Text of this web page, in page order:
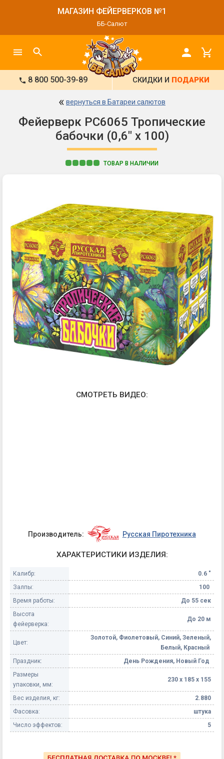
МАГАЗИН ФЕЙЕРВЕРКОВ №1
ББ-Салют
8 800 500-39-89 СКИДКИ И ПОДАРКИ
« вернуться в Батареи салютов
Фейерверк РС6065 Тропические
бабочки (0,6" х 100)
ТОВАР В НАЛИЧИИ
СМОТРЕТЬ ВИДЕО:
Производитель: Русская Пиротехника
ХАРАКТЕРИСТИКИ ИЗДЕЛИЯ:
Калибр:
0.6 "
Залпы:
100
Время работы:
До 55 сек
Высота
фейерверка:
До 20 м
Цвет:
Золотой, Фиолетовый, Синий, Зеленый,
Белый, Красный
Праздник:
День Рождения, Новый Год
Размеры
упаковки, мм:
230 х 185 х 155
Вес изделия, кг:
2.880
Фасовка:
штука
Число эффектов:
5